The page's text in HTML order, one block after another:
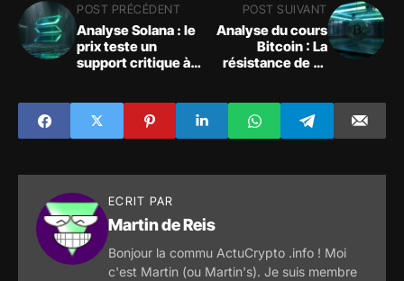
POST PRÉCÉDENT
Analyse Solana : le
prix teste un
support critique à
POST SUIVANT
Analyse du cours
Bitcoin : La
résistance de 81
ECRIT PAR
Martin de Reis
Bonjour la commu ActuCrypto .info ! Moi
c'est Martin (ou Martin's). Je suis membre